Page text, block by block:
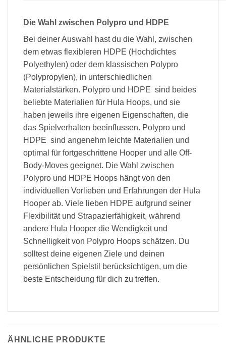
Die Wahl zwischen Polypro und HDPE
Bei deiner Auswahl hast du die Wahl, zwischen
dem etwas flexibleren HDPE (Hochdichtes
Polyethylen) oder dem klassischen Polypro
(Polypropylen), in unterschiedlichen
Materialstärken. Polypro und HDPE sind beides
beliebte Materialien für Hula Hoops, und sie
haben jeweils ihre eigenen Eigenschaften, die
das Spielverhalten beeinflussen. Polypro und
HDPE sind angenehm leichte Materialien und
optimal für fortgeschrittene Hooper und alle Off-
Body-Moves geeignet. Die Wahl zwischen
Polypro und HDPE Hoops hängt von den
individuellen Vorlieben und Erfahrungen der Hula
Hooper ab. Viele lieben HDPE aufgrund seiner
Flexibilität und Strapazierfähigkeit, während
andere Hula Hooper die Wendigkeit und
Schnelligkeit von Polypro Hoops schätzen. Du
solltest deine eigenen Ziele und deinen
persönlichen Spielstil berücksichtigen, um die
beste Entscheidung für dich zu treffen.
ÄHNLICHE PRODUKTE